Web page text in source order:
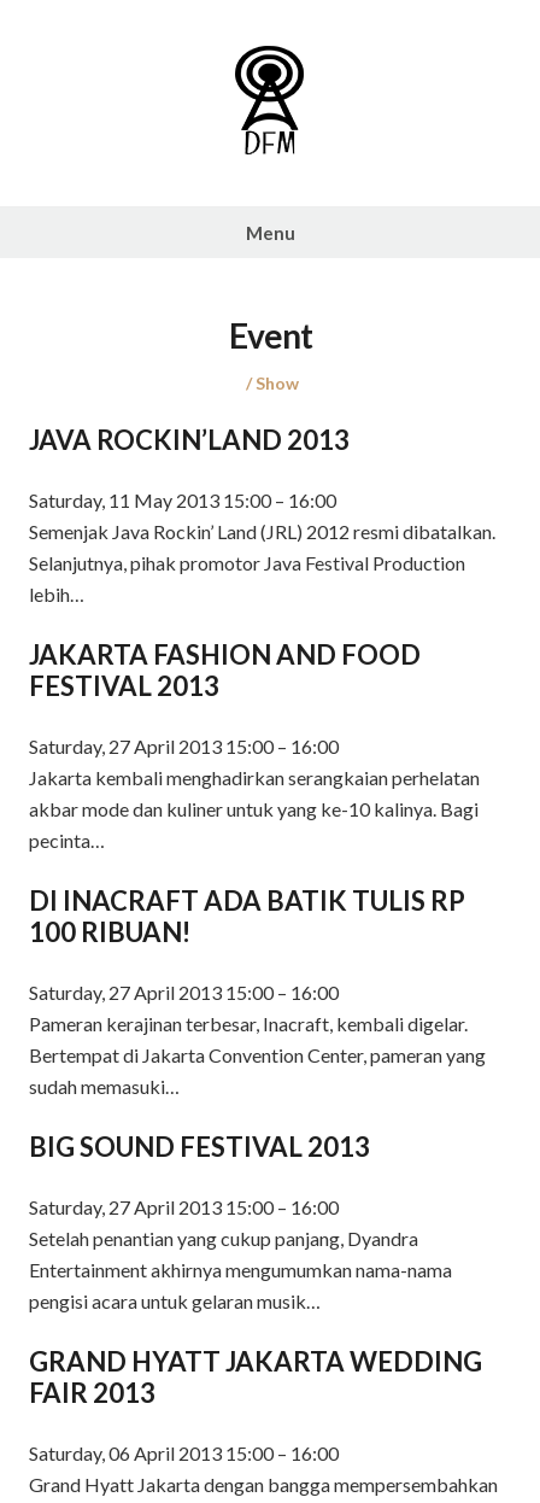
Radio
Jakarta
Menu
Event
Posted
Posted
Show
JAVA ROCKIN’LAND 2013
Saturday, 11 May 2013 15:00 – 16:00
Semenjak Java Rockin’ Land (JRL) 2012 resmi dibatalkan.
Selanjutnya, pihak promotor Java Festival Production
lebih…
JAKARTA FASHION AND FOOD
FESTIVAL 2013
Saturday, 27 April 2013 15:00 – 16:00
Jakarta kembali menghadirkan serangkaian perhelatan
akbar mode dan kuliner untuk yang ke-10 kalinya. Bagi
pecinta…
DI INACRAFT ADA BATIK TULIS RP
100 RIBUAN!
Saturday, 27 April 2013 15:00 – 16:00
Pameran kerajinan terbesar, Inacraft, kembali digelar.
Bertempat di Jakarta Convention Center, pameran yang
sudah memasuki…
BIG SOUND FESTIVAL 2013
Saturday, 27 April 2013 15:00 – 16:00
Setelah penantian yang cukup panjang, Dyandra
Entertainment akhirnya mengumumkan nama-nama
pengisi acara untuk gelaran musik…
GRAND HYATT JAKARTA WEDDING
FAIR 2013
Saturday, 06 April 2013 15:00 – 16:00
Grand Hyatt Jakarta dengan bangga mempersembahkan